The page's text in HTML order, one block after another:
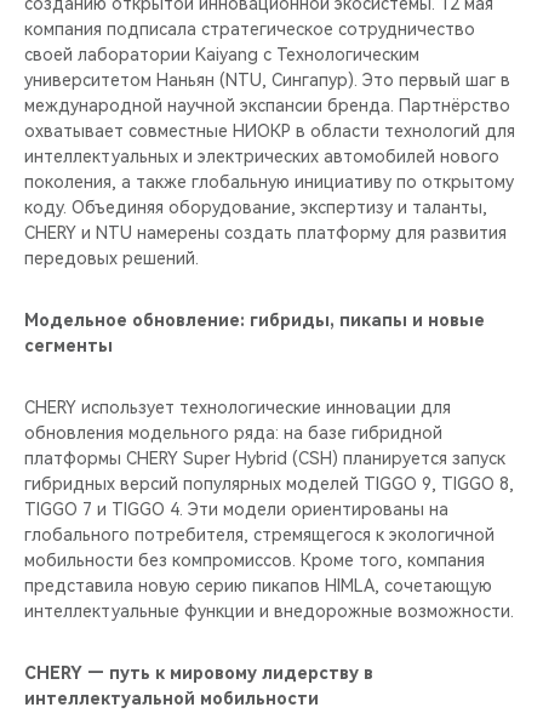
компания подписала стратегическое сотрудничество
своей лаборатории Kaiyang с Технологическим
университетом Наньян (NTU, Сингапур). Это первый шаг в
международной научной экспансии бренда. Партнёрство
охватывает совместные НИОКР в области технологий для
интеллектуальных и электрических автомобилей нового
поколения, а также глобальную инициативу по открытому
коду. Объединяя оборудование, экспертизу и таланты,
CHERY и NTU намерены создать платформу для развития
передовых решений.
Модельное обновление: гибриды, пикапы и новые
сегменты
CHERY использует технологические инновации для
обновления модельного ряда: на базе гибридной
платформы CHERY Super Hybrid (CSH) планируется запуск
гибридных версий популярных моделей TIGGO 9, TIGGO 8,
TIGGO 7 и TIGGO 4. Эти модели ориентированы на
глобального потребителя, стремящегося к экологичной
мобильности без компромиссов. Кроме того, компания
представила новую серию пикапов HIMLA, сочетающую
интеллектуальные функции и внедорожные возможности.
CHERY — путь к мировому лидерству в
интеллектуальной мобильности